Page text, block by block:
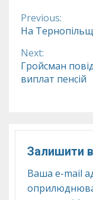
Continue
Reading
Previous:
На
Next:
Гройсман
виплат пенсій
Залишити
Ваша e-mail